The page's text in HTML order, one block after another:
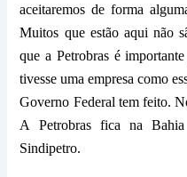
aceitaremos de forma
Muitos que estão aqui não
que a Petrobras é
tivesse uma empresa como
Governo Federal tem feito.
A Petrobras fica na
Sindipetro.